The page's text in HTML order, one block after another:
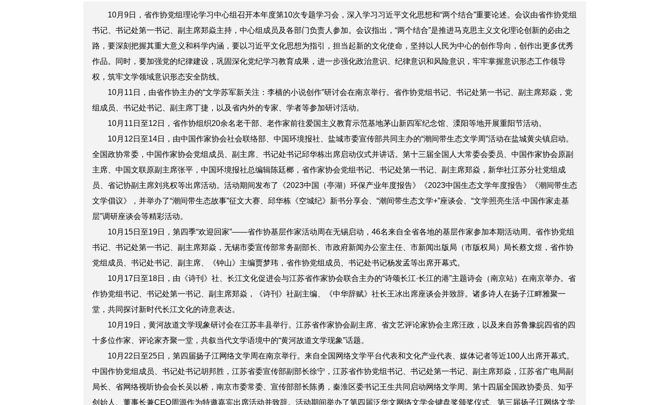
10月9日，省作协党组理论学习中心组召开本年度第10次专题学习会，深入学习习近平文化思想和“两个结合”重要论述。会议由省作协党组
书记、书记处第一书记、副主席郑焱主持，中心组成员及各部门负责人参加。会议指出，“两个结合”是推进马克思主义文化理论创新的必由之
路，要深刻把握其重大意义和科学内涵，要以习近平文化思想为指引，担当起新的文化使命，坚持以人民为中心的创作导向，创作出更多优秀
作品。同时，要加强党的纪律建设，巩固深化党纪学习教育成果，进一步强化政治意识、纪律意识和风险意识，牢牢掌握意识形态工作领导
权，筑牢文学领域意识形态安全防线。
10月11日，由省作协主办的“文学苏军新关注：李樯的小说创作”研讨会在南京举行。省作协党组书记、书记处第一书记、副主席郑焱，党
组成员、书记处书记、副主席丁捷，以及省内外的专家、学者等参加研讨活动。
10月11日至12日，省作协组织20余名老干部、老作家前往爱国主义教育示范基地茅山新四军纪念馆、溧阳等地开展重阳节活动。
10月12日至14日，由中国作家协会社会联络部、中国环境报社、盐城市委宣传部共同主办的“潮间带生态文学周”活动在盐城黄尖镇启动。
全国政协常委，中国作家协会党组成员、副主席、书记处书记邱华栋出席启动仪式并讲话。第十三届全国人大常委会委员、中国作家协会原副
主席、中国文联原副主席张平，中国环境报社总编辑陈廷榔，省作家协会党组书记、书记处第一书记、副主席郑焱，新华社江苏分社党组成
员、省记协副主席刘兆权等出席活动。活动期间发布了《2023中国（亭湖）环保产业年度报告》《2023中国生态文学年度报告》《潮间带生态
文学倡议》，并举办了“潮间带生态故事”征文大赛、邱华栋《空城纪》新书分享会、“潮间带生态文学+”座谈会、“文学照亮生活·中国作家走基
层”调研座谈会等精彩活动。
10月15日至19日，第四季“欢迎回家”——省作协基层作家活动周在无锡启动，46名来自全省各地的基层作家参加本期活动周。省作协党组
书记、书记处第一书记、副主席郑焱，无锡市委宣传部常务副部长、市政府新闻办公室主任、市新闻出版局（市版权局）局长蔡文煜，省作协
党组成员、书记处书记、副主席、《钟山》主编贾梦玮，省作协党组成员、书记处书记杨发孟等出席开幕式。
10月17日至18日，由《诗刊》社、长江文化促进会与江苏省作家协会联合主办的“诗颂长江·长江的港”主题诗会（南京站）在南京举办。省
作协党组书记、书记处第一书记、副主席郑焱，《诗刊》社副主编、《中华辞赋》社长王冰出席座谈会并致辞。诸多诗人在扬子江畔雅聚一
堂，共同探讨新时代长江文化的诗意表达。
10月19日，黄河故道文学现象研讨会在江苏丰县举行。江苏省作家协会副主席、省文艺评论家协会主席汪政，以及来自苏鲁豫皖四省的四
十多位作家、评论家齐聚一堂，共叙当代文学语境中的“黄河故道文学现象”话题。
10月22日至25日，第四届扬子江网络文学周在南京举行。来自全国网络文学平台代表和文化产业代表、媒体记者等近100人出席开幕式。
中国作协党组成员、书记处书记胡邦胜，江苏省委宣传部副部长徐宁，江苏省作协党组书记、书记处第一书记、副主席郑焱，江苏省广电局副
局长、省网络视听协会会长吴以桥，南京市委常委、宣传部部长陈勇，秦淮区委书记王生共同启动网络文学周。第十四届全国政协委员、知乎
创始人、董事长兼CEO周源作为特邀嘉宾出席活动并致辞。活动期间举办了第四届泛华文网络文学金键盘奖颁奖仪式、第三届扬子江网络文学